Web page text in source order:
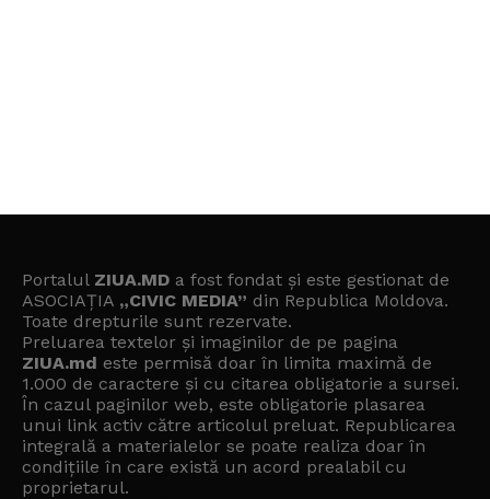
Portalul ZIUA.MD a fost fondat și este gestionat de
ASOCIAȚIA „CIVIC MEDIA” din Republica Moldova.
Toate drepturile sunt rezervate.
Preluarea textelor și imaginilor de pe pagina
ZIUA.md este permisă doar în limita maximă de
1.000 de caractere și cu citarea obligatorie a sursei.
În cazul paginilor web, este obligatorie plasarea
unui link activ către articolul preluat. Republicarea
integrală a materialelor se poate realiza doar în
condițiile în care există un acord prealabil cu
proprietarul.